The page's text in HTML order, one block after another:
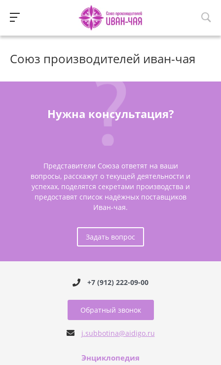
Союз производителей иван-чая
Нужна консультация?
Представители Союза ответят на ваши
вопросы, расскажут о текущей деятельности и
успехах, поделятся секретами производства и
предоставят список надёжных поставщиков
Иван-чая.
Задать вопрос
+7 (912) 222-09-00
Обратный звонок
j.subbotina@aidigo.ru
Энциклопедия